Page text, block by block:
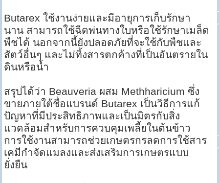
Butarex ใช้งานง่ายและมีอายุการเก็บรักษา
นาน สามารถใช้ฉีดพ่นทางใบหรือใช้รักษาเมล็ด
พืชได้ นอกจากนี้ยังปลอดภัยที่จะใช้กับพืชและ
สัตว์อื่นๆ และไม่ทิ้งสารตกค้างที่เป็นอันตรายใน
ดินหรือน้ำ
สรุปได้ว่า Beauveria ผสม Methharicium ซึ่ง
ขายภายใต้ชื่อแบรนด์ Butarex เป็นวิธีการแก้
ปัญหาที่มีประสิทธิภาพและเป็นมิตรกับสิ่ง
แวดล้อมสำหรับการควบคุมเพลี้ยในต้นข้าว
การใช้งานสามารถช่วยเกษตรกรลดการใช้สาร
เคมีกำจัดแมลงและส่งเสริมการเกษตรแบบ
ยั่งยืน